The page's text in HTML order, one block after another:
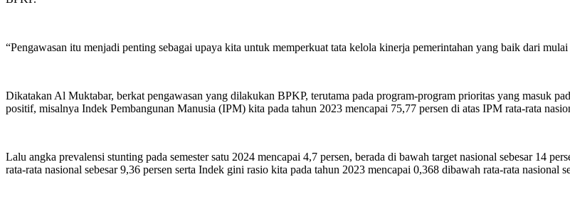
“Pengawasan itu menjadi penting sebagai upaya kita untuk memperkuat tata kelola kinerja pemerintahan yang baik dari
Dikatakan Al Muktabar, berkat pengawasan yang dilakukan BPKP, terutama pada program-program prioritas yang masuk
positif, misalnya Indek Pembangunan Manusia (IPM) kita pada tahun 2023 mencapai 75,77 persen di atas IPM rata-rata
Lalu angka prevalensi stunting pada semester satu 2024 mencapai 4,7 persen, berada di bawah target nasional sebesar 14
rata-rata nasional sebesar 9,36 persen serta Indek gini rasio kita pada tahun 2023 mencapai 0,368 dibawah rata-rata nasional